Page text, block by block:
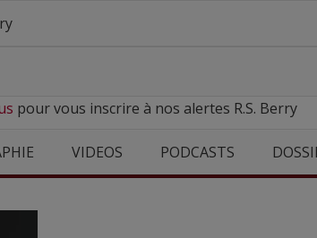
pour vous inscrire à nos alertes R.S. Berry
VIDEOS PODCASTS